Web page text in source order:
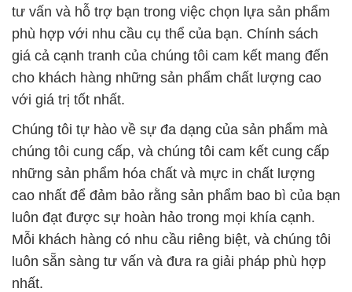
tư vấn và hỗ trợ bạn trong việc chọn lựa sản phẩm
phù hợp với nhu cầu cụ thể của bạn. Chính sách
giá cả cạnh tranh của chúng tôi cam kết mang đến
cho khách hàng những sản phẩm chất lượng cao
với giá trị tốt nhất.
Chúng tôi tự hào về sự đa dạng của sản phẩm mà
chúng tôi cung cấp, và chúng tôi cam kết cung cấp
những sản phẩm hóa chất và mực in chất lượng
cao nhất để đảm bảo rằng sản phẩm bao bì của bạn
luôn đạt được sự hoàn hảo trong mọi khía cạnh.
Mỗi khách hàng có nhu cầu riêng biệt, và chúng tôi
luôn sẵn sàng tư vấn và đưa ra giải pháp phù hợp
nhất.